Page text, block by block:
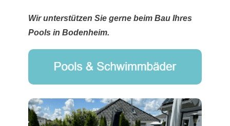
Wir unterstützen Sie gerne beim Bau Ihres
Pools in Bodenheim.